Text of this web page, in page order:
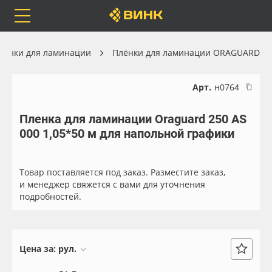
Каталог
Бренды
Оплата
Весь каталог
Самоклеящиеся плёнки
Чернила
для ламинации Плёнки для ламинации ORAGUARD
Арт. н0764
Пленка для ламинации Oraguard 250 АS
000 1,05*50 м для напольной графики
Товар поставляется под заказ. Разместите заказ,
и менеджер свяжется с вами для уточнения
подробностей.
Цена за: рул.